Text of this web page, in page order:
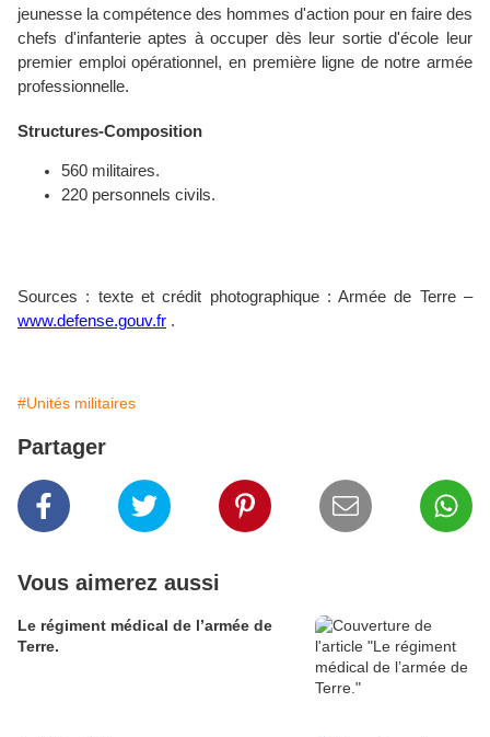
jeunesse la compétence des hommes d'action pour en faire des
chefs d'infanterie aptes à occuper dès leur sortie d'école leur
premier emploi opérationnel, en première ligne de notre armée
professionnelle.
Structures-Composition
560 militaires.
220 personnels civils.
Sources : texte et crédit photographique : Armée de Terre –
www.defense.gouv.fr .
#Unités militaires
Partager
Vous aimerez aussi
Le régiment médical de l’armée de
Terre.